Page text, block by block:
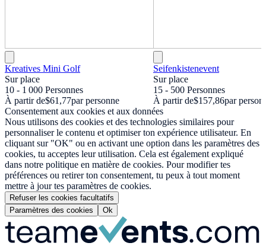
Kreatives Mini Golf
Sur place
10 - 1 000 Personnes
À partir de$61,77par personne
Seifenkistenevent
Sur place
15 - 500 Personnes
À partir de$157,86par
Consentement aux cookies et aux données
Nous utilisons des cookies et des technologies similaires pour
personnaliser le contenu et optimiser ton expérience utilisateur. En
cliquant sur "OK" ou en activant une option dans les paramètres des
cookies, tu acceptes leur utilisation. Cela est également expliqué
dans notre politique en matière de cookies. Pour modifier tes
préférences ou retirer ton consentement, tu peux à tout moment
mettre à jour tes paramètres de cookies.
Refuser les cookies facultatifs
Paramètres des cookies
Ok